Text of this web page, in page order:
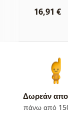
16,91 €
Δωρεάν
πάνω από